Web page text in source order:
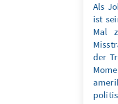
Als
ist
Mal
der